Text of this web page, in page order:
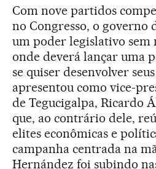
Com nove partidos
no Congresso, o governo
um poder legislativo sem
onde deverá lançar uma
se quiser desenvolver
apresentou como vice-
de Tegucigalpa, Ricardo
que, ao contrário dele,
elites econômicas e
campanha centrada na
Hernández foi subindo